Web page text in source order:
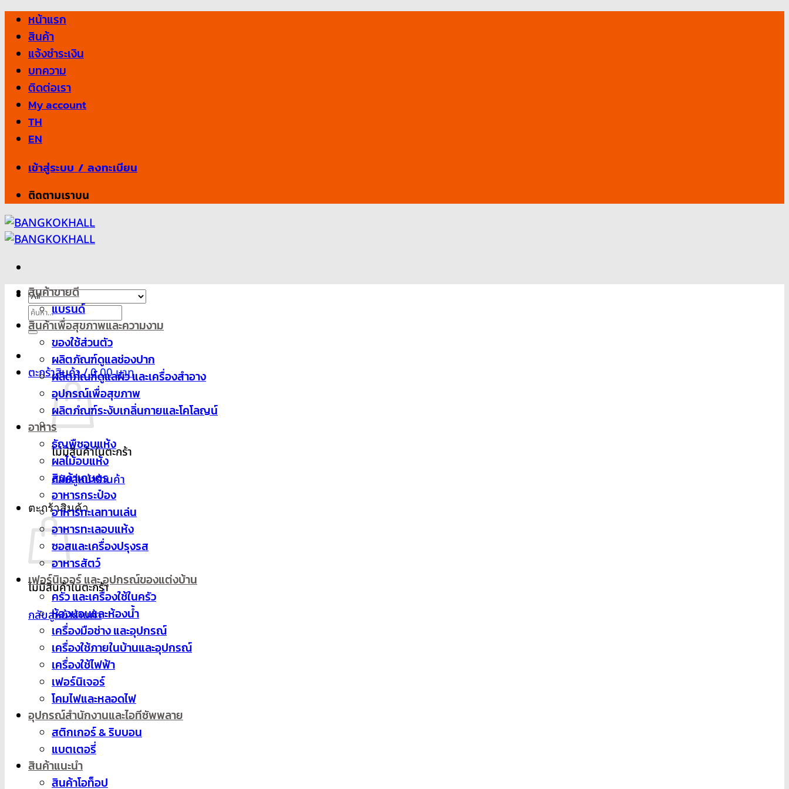
Skip
content
หน้าแรก
สินค้า
แจ้งชำระเงิน
บทความ
ติดต่อเรา
My account
TH
EN
เข้าสู่ระบบ / ลงทะเบียน
ติดตามเราบน
ค้นหา:
ตะกร้าสินค้า /0.00
ไม่มีสินค้าในตะกร้า
กลับสู่หน้าร้านค้า
ตะกร้าสินค้า
ไม่มีสินค้าในตะกร้า
กลับสู่หน้าร้านค้า
สินค้าขายดี
แบรนด์
สินค้าเพื่อสุขภาพและความงาม
ของใช้ส่วนตัว
ผลิตภัณฑ์ดูแลช่องปาก
ผลิตภํณฑ์ดูแลผิว และเครื่องสำอาง
อุปกรณ์เพื่อสุขภาพ
ผลิตภํณฑ์ระงับเกลิ่นกายและโคโลญน์
อาหาร
ธัญพืชอบแห้ง
ผลไม้อบแห้ง
สินค้าเกษตร
อาหารกระป๋อง
อาหารทะเลทานเล่น
อาหารทะเลอบแห้ง
ซอสและเครื่องปรุงรส
อาหารสัตว์
เฟอร์นิเจอร์ และ อุปกรณ์ของแต่งบ้าน
ครัว และเครื่องใช้ในครัว
ห้องนอนและห้องน้ำ
เครื่องมือช่าง และอุปกรณ์
เครื่องใช้ภายในบ้านและอุปกรณ์
เครื่องใช้ไฟฟ้า
เฟอร์นิเจอร์
โคมไฟและหลอดไฟ
อุปกรณ์สำนักงานและไอทีซัพพลาย
สติกเกอร์ & ริบบอน
แบตเตอรี่
สินค้าแนะนำ
สินค้าโอท็อป